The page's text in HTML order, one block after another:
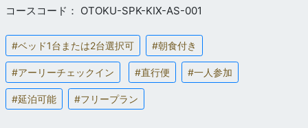
コースコード： OTOKU-SPK-KIX-AS-001
#ベッド1台または2台選択可 #朝食付き
#アーリーチェックイン #直行便 #一人参加
#延泊可能 #フリープラン